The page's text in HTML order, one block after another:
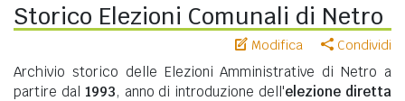
Storico Elezioni Comunali di Netro
Modifica Condividi
Archivio storico delle Elezioni Amministrative di Netro a
partire dal 1993, anno di introduzione dell'elezione diretta